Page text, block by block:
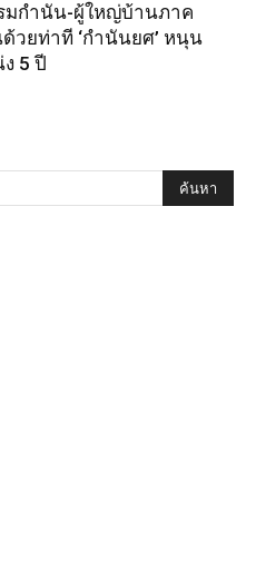
มกำนัน-ผู้ใหญ่บ้านภาค
ด้วยท่าที ‘กำนันยศ’ หนุน
5 ปี